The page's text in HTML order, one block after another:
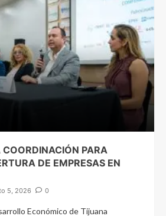
PARA
DE EMPRESAS EN
5, 2026 0
Económico de Tijuana